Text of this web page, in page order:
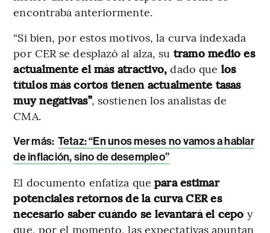
encontraba anteriormente.
“Si bien, por estos motivos, la curva indexada
por CER se desplazó al alza, su tramo medio es
actualmente el más atractivo, dado que los
títulos más cortos tienen actualmente tasas
muy negativas”, sostienen los analistas de
CMA.
Ver más: Tetaz: “En unos meses no vamos a hablar
de inflación, sino de desempleo”
El documento enfatiza que para estimar
potenciales retornos de la curva CER es
necesario saber cuándo se levantará el cepo y
que, por el momento, las expectativas apuntan